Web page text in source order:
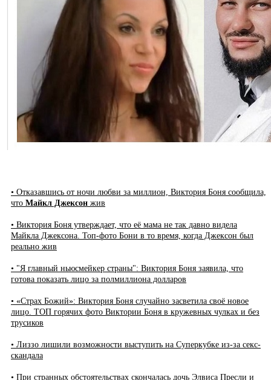
• Отказавшись от ночи любви за миллион, Виктория Боня сообщила,
что Майкл Джексон жив
• Виктория Боня утверждает, что её мама не так давно видела
Майкла Джексона. Топ-фото Бони в то время, когда Джексон был
реально жив
• "Я главный ньюсмейкер страны": Виктория Боня заявила, что
готова показать лицо за полмиллиона долларов
• «Страх Божий»: Виктория Боня случайно засветила своё новое
лицо. ТОП горячих фото Виктории Боня в кружевных чулках и без
трусиков
• Лиззо лишили возможности выступить на Суперкубке из-за секс-
скандала
• При странных обстоятельствах скончалась дочь Элвиса Пресли и